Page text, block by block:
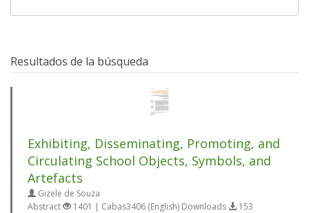
Resultados de la búsqueda
Exhibiting, Disseminating, Promoting, and
Circulating School Objects, Symbols, and
Artefacts
Gizele de Souza
Abstract
1401 | Cabas3406 (English) Downloads 153